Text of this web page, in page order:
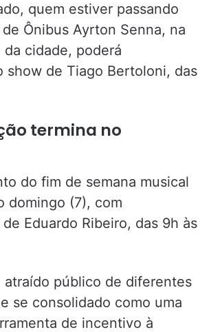
quem estiver passando
Ônibus Ayrton Senna, na
cidade, poderá
show de Tiago Bertoloni, das
termina no
do fim de semana musical
domingo (7), com
Eduardo Ribeiro, das 9h às
atraído público de diferentes
se consolidado como uma
de incentivo à